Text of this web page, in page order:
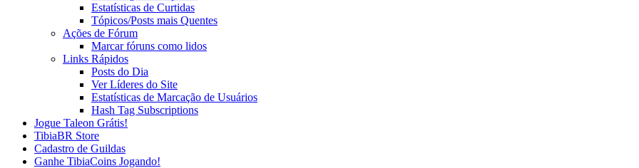
Estatísticas de Curtidas
Tópicos/Posts mais Quentes
Ações de Fórum
Marcar fóruns como lidos
Links Rápidos
Posts do Dia
Ver Líderes do Site
Estatísticas de Marcação de Usuários
Hash Tag Subscriptions
Jogue Taleon Grátis!
TibiaBR Store
Cadastro de Guildas
Ganhe TibiaCoins Jogando!